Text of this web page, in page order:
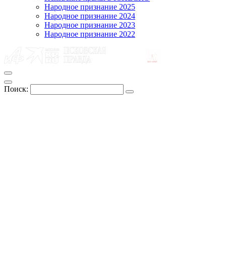
Народное признание 2025
Народное признание 2024
Народное признание 2023
Народное признание 2022
Поиск: